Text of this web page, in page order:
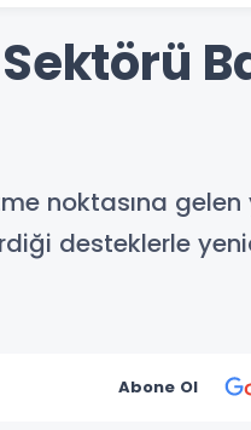
noktasına
desteklerle
Abone Ol